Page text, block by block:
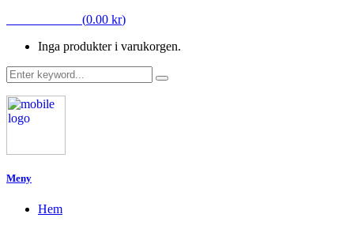
(0.00 kr)
Inga produkter i varukorgen.
Meny
Hem